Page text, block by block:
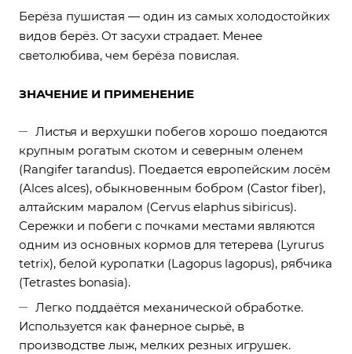
Берёза пушистая — один из самых холодостойких
видов берёз. От засухи страдает. Менее
светолюбива, чем берёза повислая.
ЗНАЧЕНИЕ И ПРИМЕНЕНИЕ
Листья и верхушки побегов хорошо поедаются
крупным рогатым скотом и северным оленем
(Rangifer tarandus). Поедается европейским лосём
(Alces alces), обыкновенным бобром (Castor fiber),
алтайским маралом (Cervus elaphus sibiricus).
Сережки и побеги с почками местами являются
одним из основных кормов для тетерева (Lyrurus
tetrix), белой куропатки (Lagopus lagopus), рябчика
(Tetrastes bonasia).
Легко поддаётся механической обработке.
Используется как фанерное сырьё, в
производстве лыж, мелких резных игрушек.